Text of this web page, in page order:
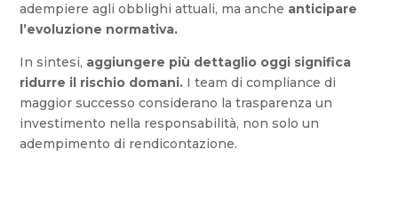
adempiere agli obblighi attuali, ma anche anticipare
l’evoluzione normativa.
In sintesi, aggiungere più dettaglio oggi significa
ridurre il rischio domani. I team di compliance di
maggior successo considerano la trasparenza un
investimento nella responsabilità, non solo un
adempimento di rendicontazione.